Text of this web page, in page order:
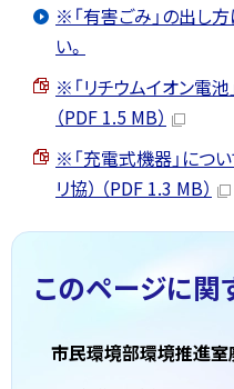
※「有害ごみ」の出し方
い。
※「リチウムイオン電池
（PDF 1.5 MB）
※「充電式機器」につい
リ協） （PDF 1.3 MB）
このページに関
市民環境部環境推進